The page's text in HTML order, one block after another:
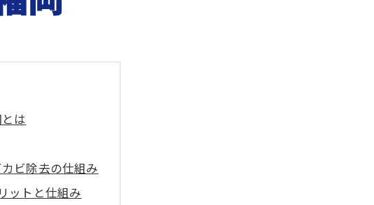
は
ビ除去の仕組み
ットと仕組み